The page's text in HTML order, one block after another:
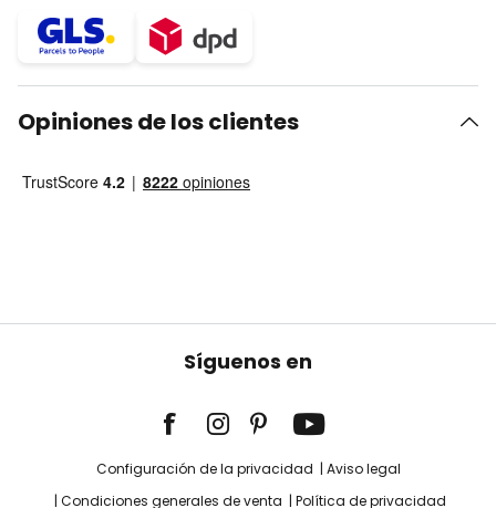
Opiniones de los clientes
Síguenos en
Configuración de la privacidad
Aviso legal
Condiciones generales de venta
Política de privacidad